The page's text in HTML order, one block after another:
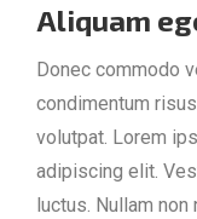
Aliquam
Donec commodo
condimentum
volutpat. Lorem
adipiscing elit.
luctus. Nullam